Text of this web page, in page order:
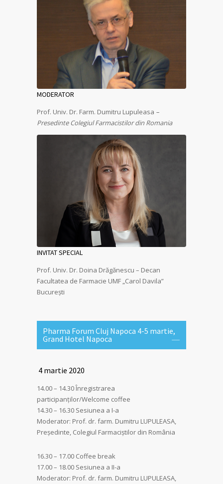
MODERATOR
Prof. Univ. Dr. Farm. Dumitru Lupuleasa –
Presedinte Colegiul Farmacistilor din Romania
INVITAT SPECIAL
Prof. Univ. Dr. Doina Drăgănescu – Decan
Facultatea de Farmacie UMF „Carol Davila”
București
Pharma Forum Cluj Napoca 4-5 martie,
Grand Hotel Napoca
4 martie 2020
14.00 – 14.30 Înregistrarea
participanţilor/Welcome coffee
14.30 – 16.30 Sesiunea a I-a
Moderator: Prof. dr. farm. Dumitru LUPULEASA,
Preşedinte, Colegiul Farmaciştilor din România
16.30 – 17.00 Coffee break
17.00 – 18.00 Sesiunea a II-a
Moderator: Prof. dr. farm. Dumitru LUPULEASA,